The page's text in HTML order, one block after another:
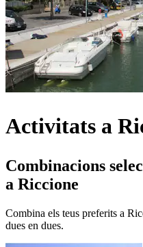
Activitats a
Combinacions
a Riccione
Combina els teus preferits a
dues en dues.